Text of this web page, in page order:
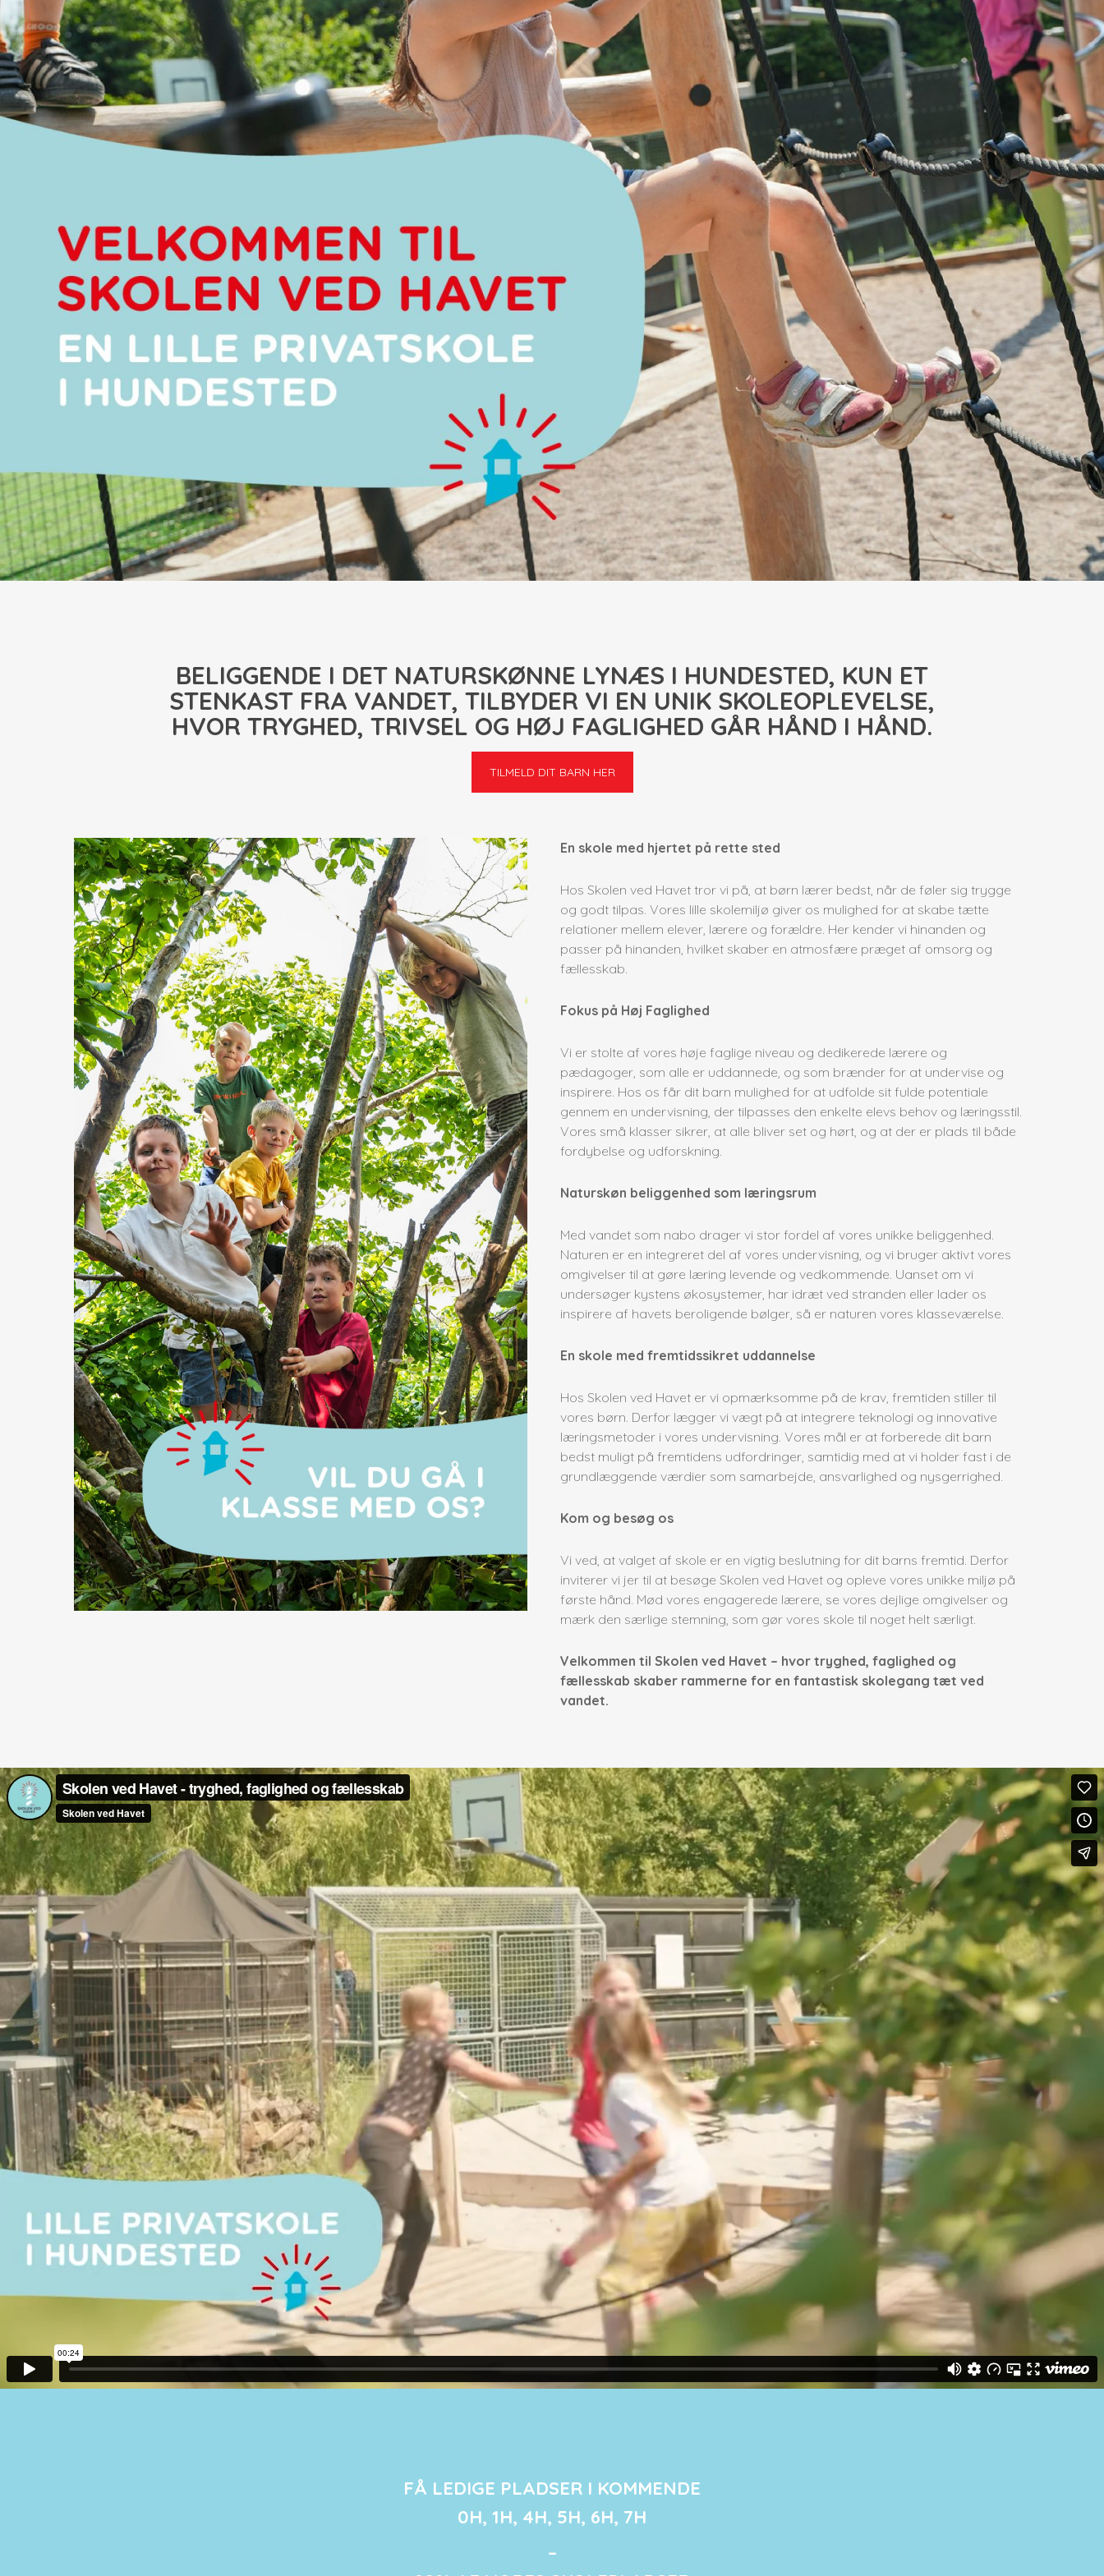
BELIGGENDE I DET NATURSKØNNE LYNÆS I HUNDESTED, KUN ET
STENKAST FRA VANDET, TILBYDER VI EN UNIK SKOLEOPLEVELSE,
HVOR TRYGHED, TRIVSEL OG HØJ FAGLIGHED GÅR HÅND I HÅND.
TILMELD DIT BARN HER
En skole med hjertet på rette sted
Hos Skolen ved Havet tror vi på, at børn lærer bedst, når de føler sig trygge
og godt tilpas. Vores lille skolemiljø giver os mulighed for at skabe tætte
relationer mellem elever, lærere og forældre. Her kender vi hinanden og
passer på hinanden, hvilket skaber en atmosfære præget af omsorg og
fællesskab.
Fokus på Høj Faglighed
Vi er stolte af vores høje faglige niveau og dedikerede lærere og
pædagoger, som alle er uddannede, og som brænder for at undervise og
inspirere. Hos os får dit barn mulighed for at udfolde sit fulde potentiale
gennem en undervisning, der tilpasses den enkelte elevs behov og læringsstil.
Vores små klasser sikrer, at alle bliver set og hørt, og at der er plads til både
fordybelse og udforskning.
Naturskøn beliggenhed som læringsrum
Med vandet som nabo drager vi stor fordel af vores unikke beliggenhed.
Naturen er en integreret del af vores undervisning, og vi bruger aktivt vores
omgivelser til at gøre læring levende og vedkommende. Uanset om vi
undersøger kystens økosystemer, har idræt ved stranden eller lader os
inspirere af havets beroligende bølger, så er naturen vores klasseværelse.
En skole med fremtidssikret uddannelse
Hos Skolen ved Havet er vi opmærksomme på de krav, fremtiden stiller til
vores børn. Derfor lægger vi vægt på at integrere teknologi og innovative
læringsmetoder i vores undervisning. Vores mål er at forberede dit barn
bedst muligt på fremtidens udfordringer, samtidig med at vi holder fast i de
grundlæggende værdier som samarbejde, ansvarlighed og nysgerrighed.
Kom og besøg os
Vi ved, at valget af skole er en vigtig beslutning for dit barns fremtid. Derfor
inviterer vi jer til at besøge Skolen ved Havet og opleve vores unikke miljø på
første hånd. Mød vores engagerede lærere, se vores dejlige omgivelser og
mærk den særlige stemning, som gør vores skole til noget helt særligt.
Velkommen til Skolen ved Havet – hvor tryghed, faglighed og
fællesskab skaber rammerne for en fantastisk skolegang tæt ved
vandet.
FÅ LEDIGE PLADSER I KOMMENDE
0H, 1H, 4H, 5H, 6H, 7H
–